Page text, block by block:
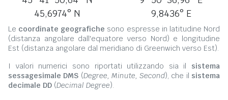
45,6974° N
9,8436° E
Le coordinate geografiche sono espresse in latitudine Nord
(distanza angolare dall'equatore verso Nord) e longitudine
Est (distanza angolare dal meridiano di Greenwich verso Est).
I valori numerici sono riportati utilizzando sia il sistema
sessagesimale DMS (Degree, Minute, Second), che il sistema
decimale DD (Decimal Degree).